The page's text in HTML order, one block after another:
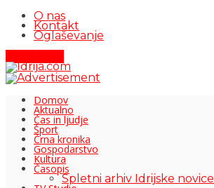
O nas
Kontakt
Oglaševanje
Domov
Aktualno
Čas in ljudje
Šport
Črna kronika
Gospodarstvo
Kultura
Časopis
Spletni arhiv Idrijske novice